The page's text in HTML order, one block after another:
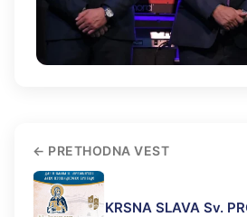
PRETHODNA VEST
KRSNA SLAVA Sv.